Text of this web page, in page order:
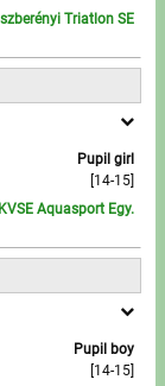
Triatlon SE
Pupil girl
[14-15]
Aquasport Egy.
Pupil boy
[14-15]